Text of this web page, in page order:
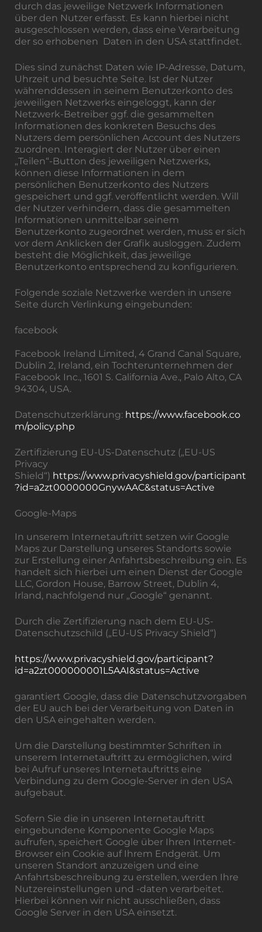
durch das jeweilige Netzwerk Informationen
über den Nutzer erfasst. Es kann hierbei nicht
ausgeschlossen werden, dass eine Verarbeitung
der so erhobenen Daten in den USA stattfindet.
Dies sind zunächst Daten wie IP-Adresse, Datum,
Uhrzeit und besuchte Seite. Ist der Nutzer
währenddessen in seinem Benutzerkonto des
jeweiligen Netzwerks eingeloggt, kann der
Netzwerk-Betreiber ggf. die gesammelten
Informationen des konkreten Besuchs des
Nutzers dem persönlichen Account des Nutzers
zuordnen. Interagiert der Nutzer über einen
„Teilen“-Button des jeweiligen Netzwerks,
können diese Informationen in dem
persönlichen Benutzerkonto des Nutzers
gespeichert und ggf. veröffentlicht werden. Will
der Nutzer verhindern, dass die gesammelten
Informationen unmittelbar seinem
Benutzerkonto zugeordnet werden, muss er sich
vor dem Anklicken der Grafik ausloggen. Zudem
besteht die Möglichkeit, das jeweilige
Benutzerkonto entsprechend zu konfigurieren.
Folgende soziale Netzwerke werden in unsere
Seite durch Verlinkung eingebunden:
facebook
Facebook Ireland Limited, 4 Grand Canal Square,
Dublin 2, Ireland, ein Tochterunternehmen der
Facebook Inc., 1601 S. California Ave., Palo Alto, CA
94304, USA.
Datenschutzerklärung: https://www.facebook.co
m/policy.php
Zertifizierung EU-US-Datenschutz („EU-US
Privacy
Shield“) https://www.privacyshield.gov/participant
?id=a2zt0000000GnywAAC&status=Active
Google-Maps
In unserem Internetauftritt setzen wir Google
Maps zur Darstellung unseres Standorts sowie
zur Erstellung einer Anfahrtsbeschreibung ein. Es
handelt sich hierbei um einen Dienst der Google
LLC, Gordon House, Barrow Street, Dublin 4,
Irland, nachfolgend nur „Google“ genannt.
Durch die Zertifizierung nach dem EU-US-
Datenschutzschild („EU-US Privacy Shield“)
https://www.privacyshield.gov/participant?
id=a2zt000000001L5AAI&status=Active
garantiert Google, dass die Datenschutzvorgaben
der EU auch bei der Verarbeitung von Daten in
den USA eingehalten werden.
Um die Darstellung bestimmter Schriften in
unserem Internetauftritt zu ermöglichen, wird
bei Aufruf unseres Internetauftritts eine
Verbindung zu dem Google-Server in den USA
aufgebaut.
Sofern Sie die in unseren Internetauftritt
eingebundene Komponente Google Maps
aufrufen, speichert Google über Ihren Internet-
Browser ein Cookie auf Ihrem Endgerät. Um
unseren Standort anzuzeigen und eine
Anfahrtsbeschreibung zu erstellen, werden Ihre
Nutzereinstellungen und -daten verarbeitet.
Hierbei können wir nicht ausschließen, dass
Google Server in den USA einsetzt.